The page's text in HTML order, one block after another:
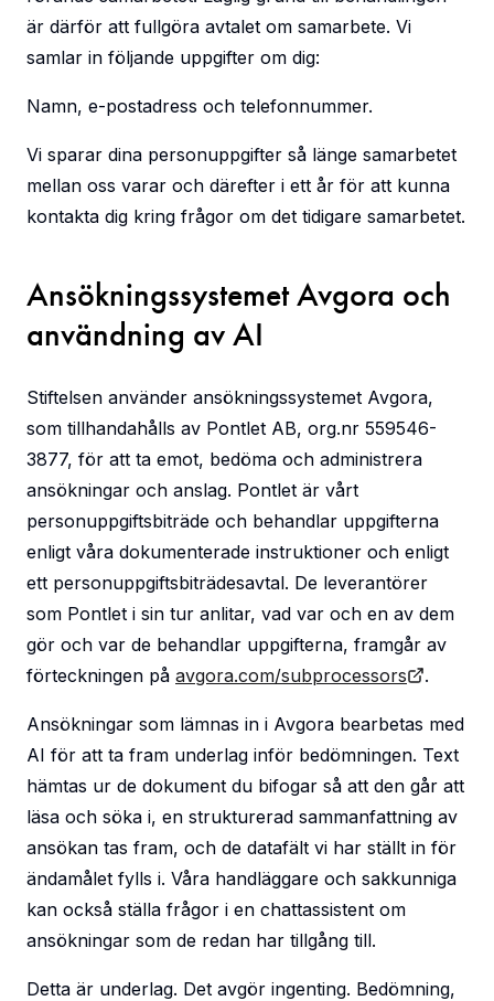
är därför att fullgöra avtalet om samarbete. Vi
samlar in följande uppgifter om dig:
Namn, e-postadress och telefonnummer.
Vi sparar dina personuppgifter så länge samarbetet
mellan oss varar och därefter i ett år för att kunna
kontakta dig kring frågor om det tidigare samarbetet.
Ansökningssystemet Avgora och
användning av AI
Stiftelsen använder ansökningssystemet Avgora,
som tillhandahålls av Pontlet AB, org.nr 559546-
3877, för att ta emot, bedöma och administrera
ansökningar och anslag. Pontlet är vårt
personuppgiftsbiträde och behandlar uppgifterna
enligt våra dokumenterade instruktioner och enligt
ett personuppgiftsbiträdesavtal. De leverantörer
som Pontlet i sin tur anlitar, vad var och en av dem
gör och var de behandlar uppgifterna, framgår av
förteckningen på avgora.com/subprocessors .
Ansökningar som lämnas in i Avgora bearbetas med
AI för att ta fram underlag inför bedömningen. Text
hämtas ur de dokument du bifogar så att den går att
läsa och söka i, en strukturerad sammanfattning av
ansökan tas fram, och de datafält vi har ställt in för
ändamålet fylls i. Våra handläggare och sakkunniga
kan också ställa frågor i en chattassistent om
ansökningar som de redan har tillgång till.
Detta är underlag. Det avgör ingenting. Bedömning,